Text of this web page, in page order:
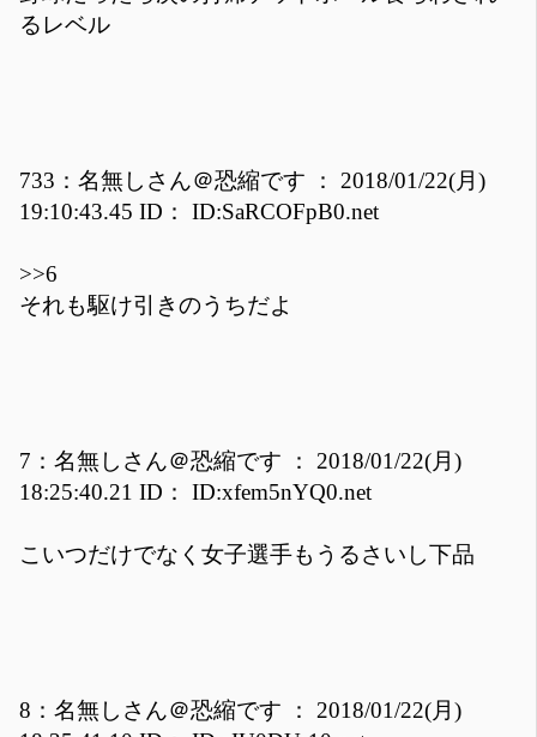
るレベル
733：名無しさん＠恐縮です ： 2018/01/22(月)
19:10:43.45 ID： ID:SaRCOFpB0.net
>>6
それも駆け引きのうちだよ
7：名無しさん＠恐縮です ： 2018/01/22(月)
18:25:40.21 ID： ID:xfem5nYQ0.net
こいつだけでなく女子選手もうるさいし下品
8：名無しさん＠恐縮です ： 2018/01/22(月)